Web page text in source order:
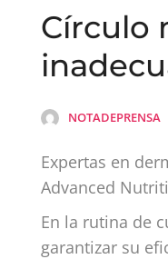
Círculo
NOTADEPRENSA
Expertas en
Advanced
En la rutina de
garantizar su